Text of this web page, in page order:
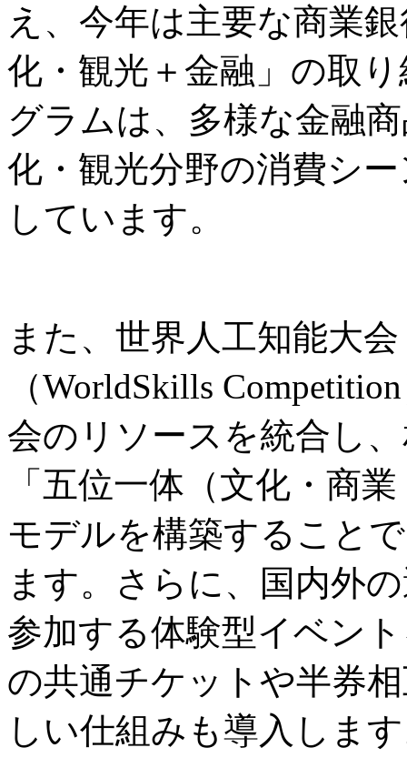
え、今年は主要な商業
化・観光＋金融」の取
グラムは、多様な金融
化・観光分野の消費シ
しています。
また、世界人工知能大
（WorldSkills
会のリソースを統合し
「五位一体（文化・商
モデルを構築すること
ます。さらに、国内外
参加する体験型イベン
の共通チケットや半券
しい仕組みも導入しま